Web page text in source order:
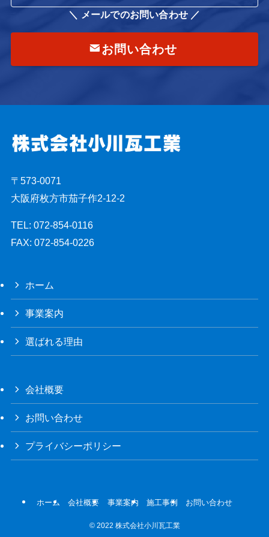
＼ メールでのお問い合わせ ／
お問い合わせ
〒573-0071
大阪府枚方市茄子作2-12-2
TEL: 072-854-0116
FAX: 072-854-0226
ホーム
事業案内
選ばれる理由
会社概要
お問い合わせ
プライバシーポリシー
ホーム 会社概要 事業案内 施工事例 お問い合わせ
©2022 株式会社小川瓦工業